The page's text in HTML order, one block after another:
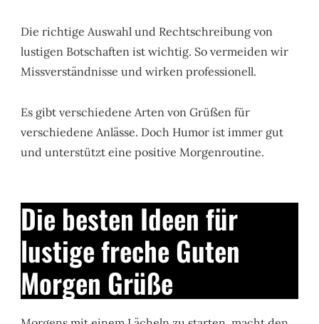
Die richtige Auswahl und Rechtschreibung von
lustigen Botschaften ist wichtig. So vermeiden wir
Missverständnisse und wirken professionell.
Es gibt verschiedene Arten von Grüßen für
verschiedene Anlässe. Doch Humor ist immer gut
und unterstützt eine positive Morgenroutine.
Die besten Ideen für
lustige freche Guten
Morgen Grüße